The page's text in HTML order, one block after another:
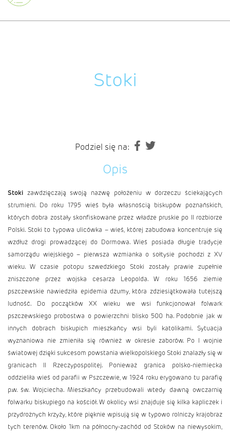
Stoki
Podziel się na:
Opis
Stoki zawdzięczają swoją nazwę położeniu w dorzeczu ściekających
strumieni. Do roku 1795 wieś była własnością biskupów poznańskich,
których dobra zostały skonfiskowane przez władze pruskie po II rozbiorze
Polski. Stoki to typowa ulicówka – wieś, której zabudowa koncentruje się
wzdłuż drogi prowadzącej do Dormowa. Wieś posiada długie tradycje
samorządu wiejskiego – pierwsza wzmianka o sołtysie pochodzi z XV
wieku. W czasie potopu szwedzkiego Stoki zostały prawie zupełnie
zniszczone przez wojska cesarza Leopolda. W roku 1656 ziemie
pszczewskie nawiedziła epidemia dżumy, która zdziesiątkowała tutejszą
ludność. Do początków XX wieku we wsi funkcjonował folwark
pszczewskiego probostwa o powierzchni blisko 500 ha. Podobnie jak w
innych dobrach biskupich mieszkańcy wsi byli katolikami. Sytuacja
wyznaniowa nie zmieniła się również w okresie zaborów. Po I wojnie
światowej dzięki sukcesom powstania wielkopolskiego Stoki znalazły się w
granicach II Rzeczypospolitej. Ponieważ granica polsko-niemiecka
oddzieliła wieś od parafii w Pszczewie, w 1924 roku erygowano tu parafię
p.w. św. Wojciecha. Mieszkańcy przebudowali wtedy dawną owczarnię
folwarku biskupiego na kościół. W okolicy wsi znajduje się kilka kapliczek i
przydrożnych krzyży, które pięknie wpisują się w typowo rolniczy krajobraz
tych terenów. Około 1km na północny-zachód od Stoków na niewysokim,